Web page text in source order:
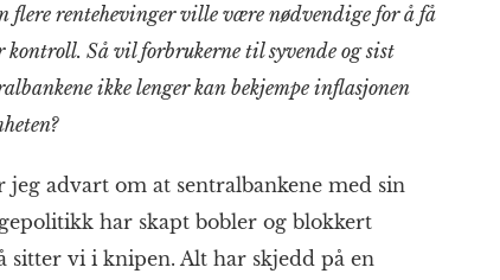
flere rente­hevinger ville være nødvendige for å få
kontroll. Så vil forbrukerne til syvende og sist
ikke lenger kan bekjempe inflasjonen
jeg advart om at sentral­bankene med sin
har skapt bobler og blokkert
sitter vi i knipen. Alt har skjedd på en